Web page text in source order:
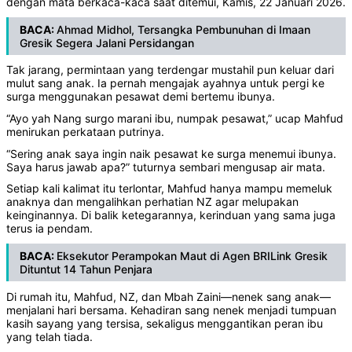
BACA:Ahmad Midhol, Tersangka Pembunuhan di Imaan
Gresik Segera Jalani Persidangan
Tak jarang, permintaan yang terdengar mustahil pun keluar dari
mulut sang anak. Ia pernah mengajak ayahnya untuk pergi ke
surga menggunakan pesawat demi bertemu ibunya.
“Ayo yah Nang surgo marani ibu, numpak pesawat,” ucap Mahfud
menirukan perkataan putrinya.
“Sering anak saya ingin naik pesawat ke surga menemui ibunya.
Saya harus jawab apa?” tuturnya sembari mengusap air mata.
Setiap kali kalimat itu terlontar, Mahfud hanya mampu memeluk
anaknya dan mengalihkan perhatian NZ agar melupakan
keinginannya. Di balik ketegarannya, kerinduan yang sama juga
terus ia pendam.
BACA: Eksekutor Perampokan Maut di Agen BRILink Gresik
Dituntut 14 Tahun Penjara
Di rumah itu, Mahfud, NZ, dan Mbah Zaini—nenek sang anak—
menjalani hari bersama. Kehadiran sang nenek menjadi tumpuan
kasih sayang yang tersisa, sekaligus menggantikan peran ibu
yang telah tiada.